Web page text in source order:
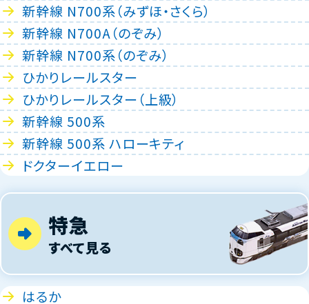
新幹線 N700系（みずほ・さくら）
新幹線 N700A（のぞみ）
新幹線 N700系（のぞみ）
ひかりレールスター
ひかりレールスター（上級）
新幹線 500系
新幹線 500系 ハローキティ
ドクターイエロー
特急
すべて見る
はるか